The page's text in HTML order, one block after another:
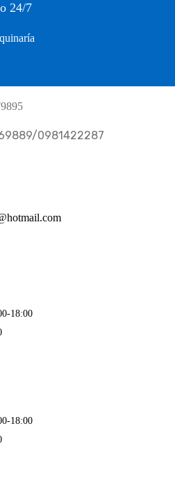
24/7
0981422287
18:00
18:00